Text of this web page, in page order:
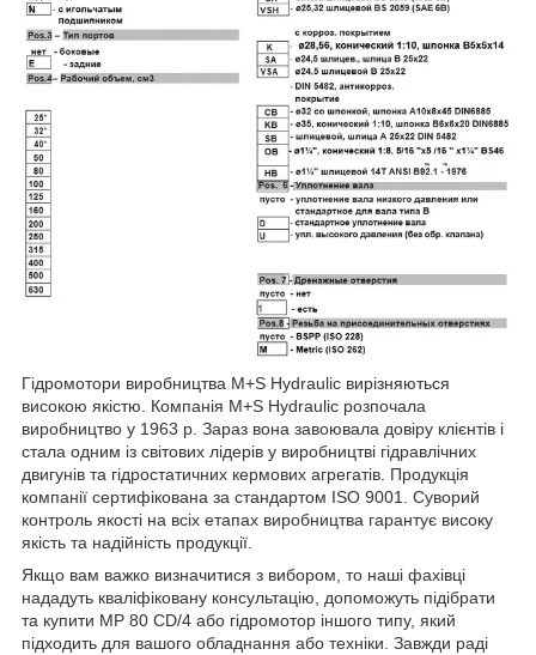
Гідромотори виробництва M+S Hydraulic вирізняються
високою якістю. Компанія M+S Hydraulic розпочала
виробництво у 1963 р. Зараз вона завоювала довіру клієнтів і
стала одним із світових лідерів у виробництві гідравлічних
двигунів та гідростатичних кермових агрегатів. Продукція
компанії сертифікована за стандартом ISO 9001. Суворий
контроль якості на всіх етапах виробництва гарантує високу
якість та надійність продукції.
Якщо вам важко визначитися з вибором, то наші фахівці
нададуть кваліфіковану консультацію, допоможуть підібрати
та купити MP 80 CD/4 або гідромотор іншого типу, який
підходить для вашого обладнання або техніки. Завжди раді